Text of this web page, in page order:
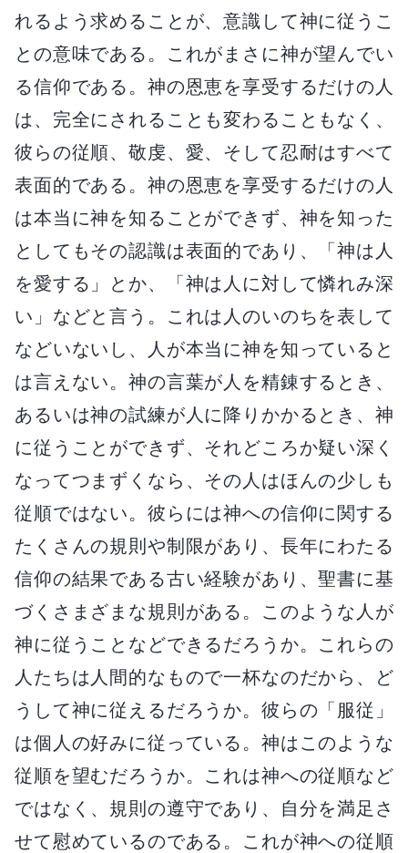
れるよう求めることが、意識して神に従うこ
との意味である。これがまさに神が望んでい
る信仰である。神の恩恵を享受するだけの人
は、完全にされることも変わることもなく、
彼らの従順、敬虔、愛、そして忍耐はすべて
表面的である。神の恩恵を享受するだけの人
は本当に神を知ることができず、神を知った
としてもその認識は表面的であり、「神は人
を愛する」とか、「神は人に対して憐れみ深
い」などと言う。これは人のいのちを表して
などいないし、人が本当に神を知っていると
は言えない。神の言葉が人を精錬するとき、
あるいは神の試練が人に降りかかるとき、神
に従うことができず、それどころか疑い深く
なってつまずくなら、その人はほんの少しも
従順ではない。彼らには神への信仰に関する
たくさんの規則や制限があり、長年にわたる
信仰の結果である古い経験があり、聖書に基
づくさまざまな規則がある。このような人が
神に従うことなどできるだろうか。これらの
人たちは人間的なもので一杯なのだから、ど
うして神に従えるだろうか。彼らの「服従」
は個人の好みに従っている。神はこのような
従順を望むだろうか。これは神への従順など
ではなく、規則の遵守であり、自分を満足さ
せて慰めているのである。これが神への従順